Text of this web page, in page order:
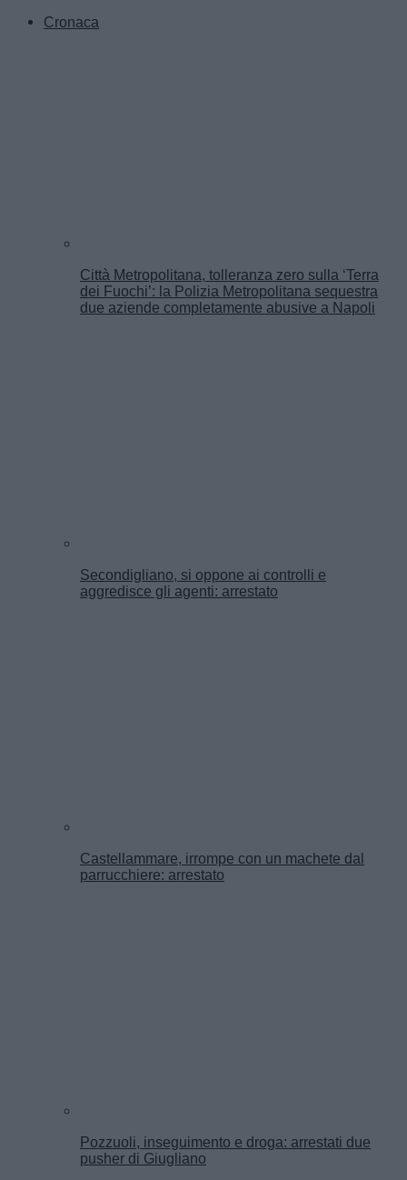
Cronaca
Città Metropolitana, tolleranza zero sulla ‘Terra
dei Fuochi’: la Polizia Metropolitana sequestra
due aziende completamente abusive a Napoli
Secondigliano, si oppone ai controlli e
aggredisce gli agenti: arrestato
Castellammare, irrompe con un machete dal
parrucchiere: arrestato
Pozzuoli, inseguimento e droga: arrestati due
pusher di Giugliano